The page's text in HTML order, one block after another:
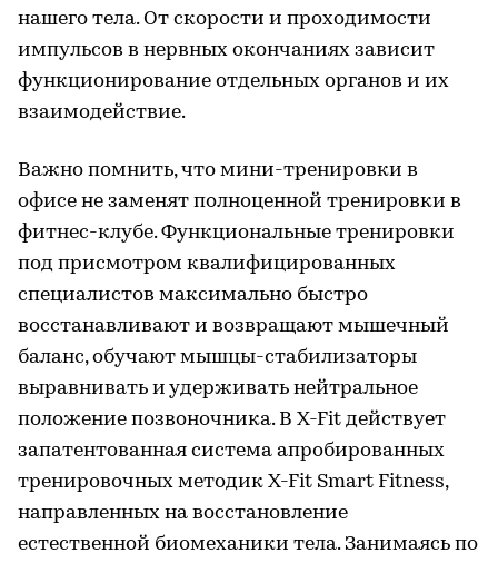
нашего тела. От скорости и проходимости
импульсов в нервных окончаниях зависит
функционирование отдельных органов и их
взаимодействие.
Важно помнить, что мини-тренировки в
офисе не заменят полноценной тренировки в
фитнес-клубе. Функциональные тренировки
под присмотром квалифицированных
специалистов максимально быстро
восстанавливают и возвращают мышечный
баланс, обучают мышцы-стабилизаторы
выравнивать и удерживать нейтральное
положение позвоночника. В X-Fit действует
запатентованная система апробированных
тренировочных методик X-Fit Smart Fitness,
направленных на восстановление
естественной биомеханики тела. Занимаясь по